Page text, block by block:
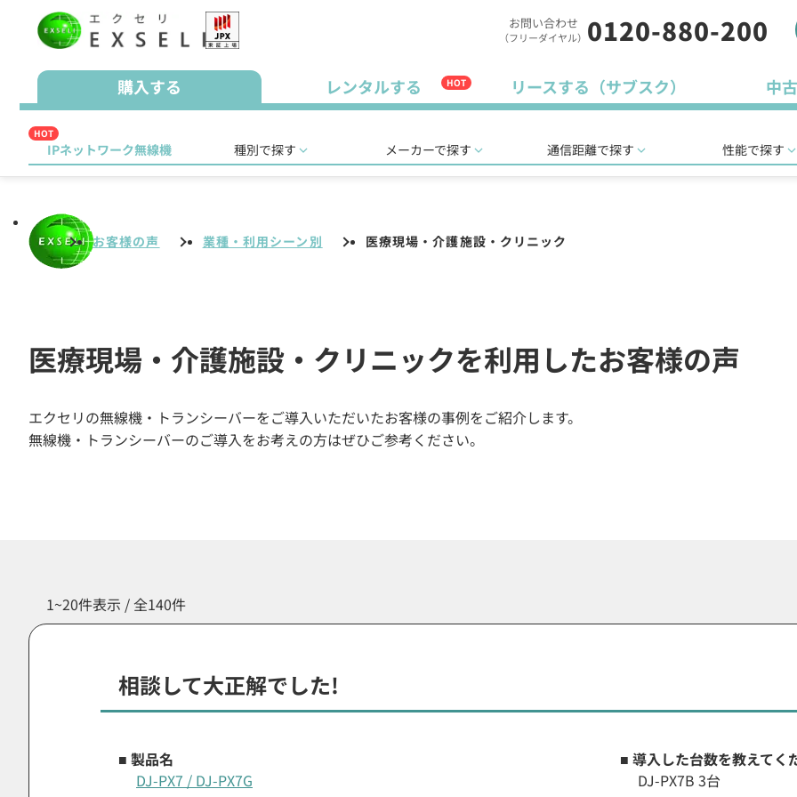
お問い合わせ
（フリーダイヤル） 0120-880-200
購入する レンタルする HOT リースする（サブスク） 中
HOT
IPネットワーク無線機 種別で探す メーカーで探す 通信距離で探す 性能で探す
お客様の声 業種・利用シーン別 医療現場・介護施設・クリニック
医療現場・介護施設・クリニックを利用したお客様の声
エクセリの無線機・トランシーバーをご導入いただいたお客様の事例をご紹介します。
無線機・トランシーバーのご導入をお考えの方はぜひご参考ください。
1~20件表示 / 全140件
相談して大正解でした!
■ 製品名
DJ-PX7 / DJ-PX7G
■ 導入した台数を教えてく
DJ-PX7B 3台